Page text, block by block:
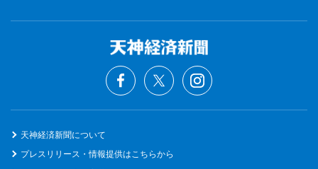
天神経済新聞について
プレスリリース・情報提供はこちらから